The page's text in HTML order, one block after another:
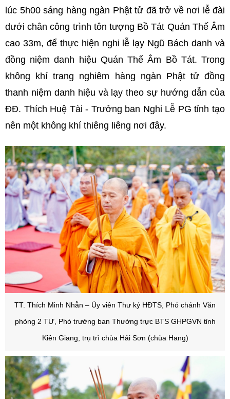
lúc 5h00 sáng hàng ngàn Phật tử đã trở về nơi lễ đài
dưới chân công trình tôn tượng Bồ Tát Quán Thế Âm
cao 33m, để thực hiện nghi lễ lạy Ngũ Bách danh và
đồng niệm danh hiệu Quán Thế Âm Bồ Tát. Trong
không khí trang nghiêm hàng ngàn Phật tử đồng
thanh niệm danh hiệu và lạy theo sự hướng dẫn của
ĐĐ. Thích Huệ Tài - Trưởng ban Nghi Lễ PG tỉnh tạo
nên một không khí thiêng liêng nơi đây.
TT. Thích Minh Nhẫn – Ủy viên Thư ký HĐTS, Phó chánh Văn
phòng 2 TƯ, Phó trưởng ban Thường trực BTS GHPGVN tỉnh
Kiên Giang, trụ trì chùa Hải Sơn (chùa Hang)